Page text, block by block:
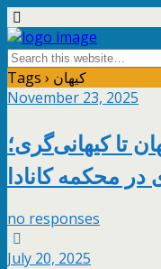
Tags › کیهان
November 23, 2025
تا کیهانی‌گری؛
محکمه کانادا
no responses
July 20, 2025